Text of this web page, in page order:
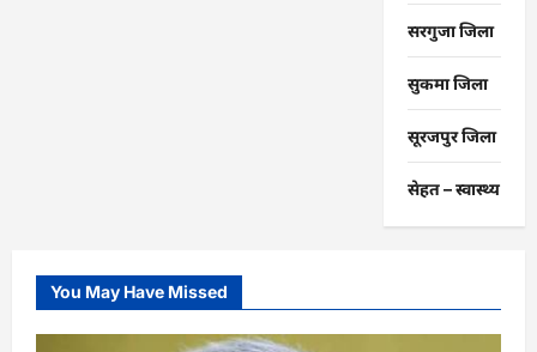
सरगुजा जिला
सुकमा जिला
सूरजपुर जिला
सेहत – स्‍वास्‍थ्‍य
You May Have Missed